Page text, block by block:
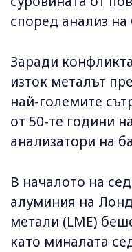
според анализ на
Заради
изток металът
най-големите
от 50-те години
анализатори на
В началото на
алуминия на
метали (LME)
като миналата